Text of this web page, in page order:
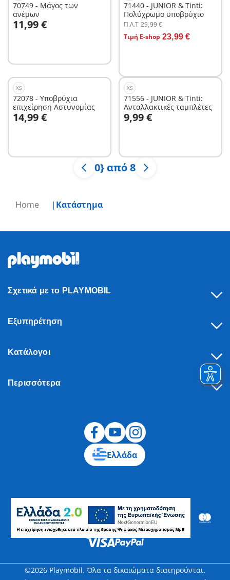
Home Κατάστημα
70749 - Μάγος των
ανέμων
11,99 €
71440 - JUNIOR & Tinti:
Πολύχρωμο υποβρύχιο
Π.Λ.T 29,99 €
Τιμή E-shop 23,99 €
Στο καλάθι
XS
72078 - Υποβρύχια
επιχείρηση Αστυνομίας
14,99 €
Στο καλάθι
XS
71556 - JUNIOR & Tinti:
Ανταλλακτικές ταμπλέτες
9,99 €
Στο καλάθι
0} από 8
Σχετικά με το PLAYMOBIL
Εξυπηρέτηση
Κατάλογοι
Περισσότερα
Ελλάδα
©2026 Playmobil. Όλα τα δικαιώματα διατηρούνται.